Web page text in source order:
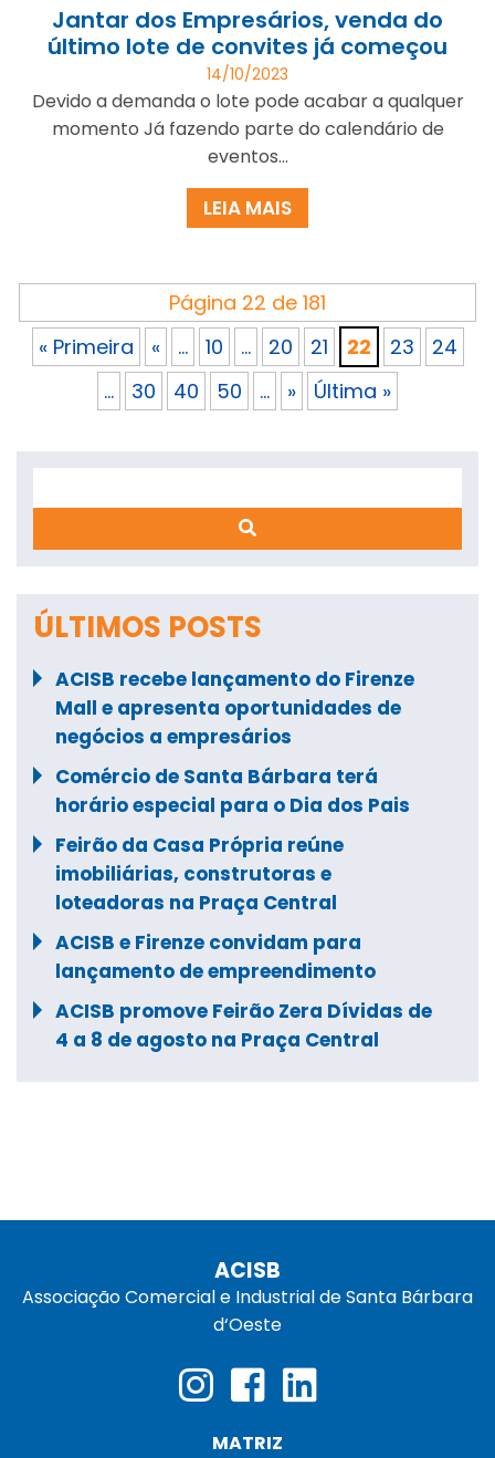
Jantar dos Empresários, venda do
último lote de convites já começou
14/10/2023
Devido a demanda o lote pode acabar a qualquer
momento Já fazendo parte do calendário de
eventos...
LEIA MAIS
Página 22 de 181
« Primeira
« ... 10 ... 20 21 22 23
24
...
30 40 50 ... » Última »
ÚLTIMOS POSTS
ACISB recebe lançamento do Firenze
Mall e apresenta oportunidades de
negócios a empresários
Comércio de Santa Bárbara terá
horário especial para o Dia dos Pais
Feirão da Casa Própria reúne
imobiliárias, construtoras e
loteadoras na Praça Central
ACISB e Firenze convidam para
lançamento de empreendimento
ACISB promove Feirão Zera Dívidas de
4 a 8 de agosto na Praça Central
ACISB
Associação Comercial e Industrial de Santa Bárbara
d‘Oeste
MATRIZ